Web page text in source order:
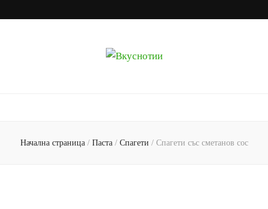
Начална страница / Паста / Спагети / Спагети със сметанов сос